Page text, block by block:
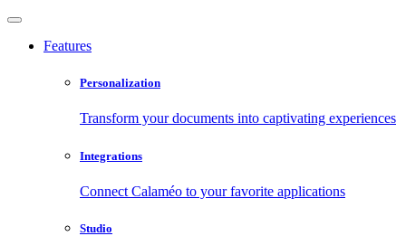
Features
Personalization
Transform your documents into captivating experiences
Integrations
Connect Calaméo to your favorite applications
Studio